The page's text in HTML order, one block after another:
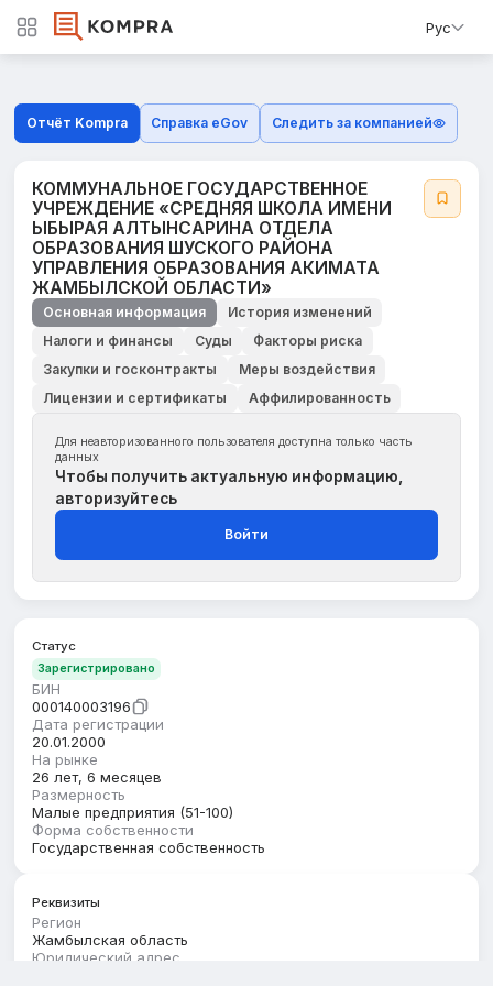
Рус
Отчёт Kompra Справка eGov Следить за компанией
КОММУНАЛЬНОЕ ГОСУДАРСТВЕННОЕ
УЧРЕЖДЕНИЕ «СРЕДНЯЯ ШКОЛА ИМЕНИ
ЫБЫРАЯ АЛТЫНСАРИНА ОТДЕЛА
ОБРАЗОВАНИЯ ШУСКОГО РАЙОНА
УПРАВЛЕНИЯ ОБРАЗОВАНИЯ АКИМАТА
ЖАМБЫЛСКОЙ ОБЛАСТИ»
Основная информация
История изменений
Налоги и финансы
Суды
Факторы риска
Закупки и госконтракты
Меры воздействия
Лицензии и сертификаты
Аффилированность
Для неавторизованного пользователя доступна только часть
данных
Чтобы получить актуальную информацию,
авторизуйтесь
Войти
Статус
Зарегистрировано
БИН
000140003196
Дата регистрации
20.01.2000
На рынке
26 лет, 6 месяцев
Размерность
Малые предприятия (51-100)
Форма собственности
Государственная собственность
Реквизиты
Регион
Жамбылская область
Юридический адрес